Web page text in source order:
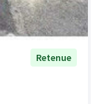
Retenue